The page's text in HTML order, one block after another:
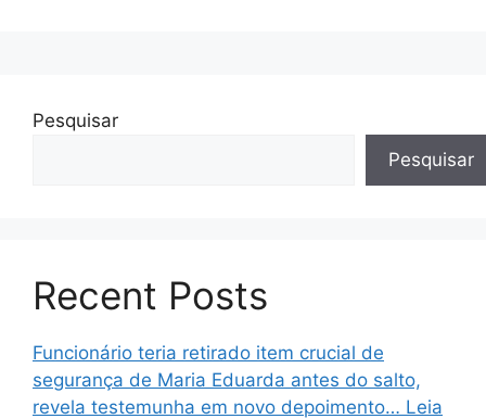
Pesquisar
Pesquisar
Recent Posts
Funcionário teria retirado item crucial de
segurança de Maria Eduarda antes do salto,
revela testemunha em novo depoimento… Leia